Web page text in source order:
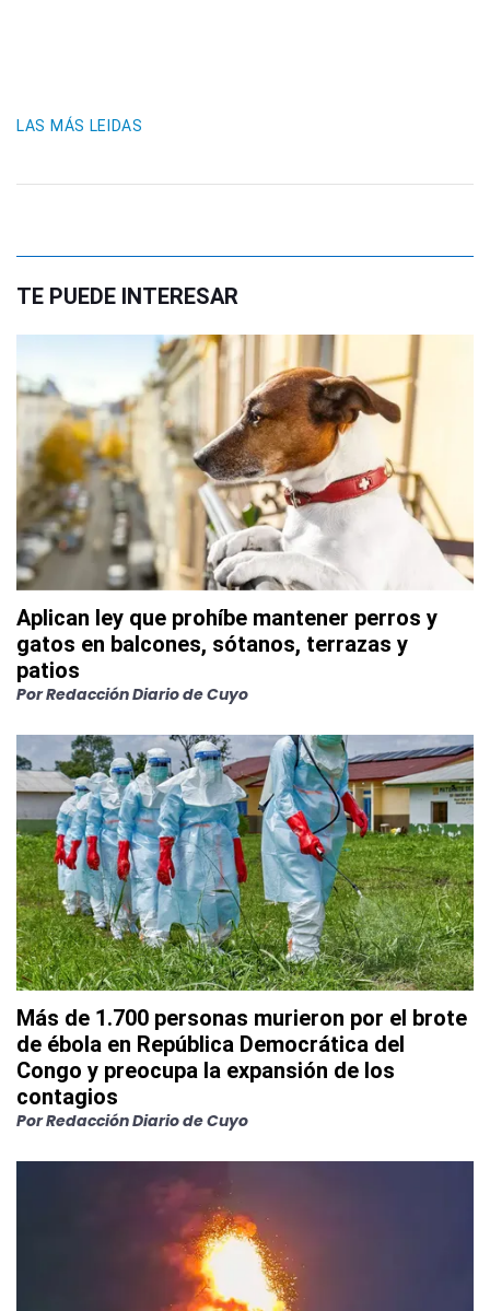
LAS MÁS LEIDAS
TE PUEDE INTERESAR
Aplican ley que prohíbe mantener perros y
gatos en balcones, sótanos, terrazas y
patios
PorRedacción Diario de Cuyo
Más de 1.700 personas murieron por el brote
de ébola en República Democrática del
Congo y preocupa la expansión de los
contagios
PorRedacción Diario de Cuyo